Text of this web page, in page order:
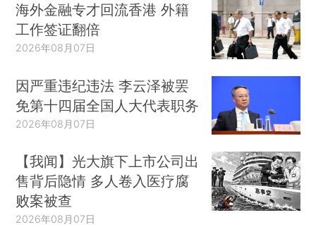
海外金融专才回流香港 外籍
工作签证翻倍
2026年08月07日
因严重违纪违法 李云泽被罢
免第十四届全国人大代表职务
2026年08月07日
【我闻】光大旗下上市公司出
售背后隐情 多人卷入医疗腐
败案被查
2026年08月07日